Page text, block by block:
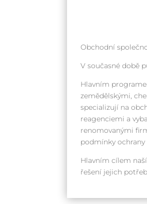
Obchodní
V současné době
Hlavním
zemědělskými,
specializují na
reagenciemi a
renomovanými
podmínky
Hlavním cílem
řešení jejich